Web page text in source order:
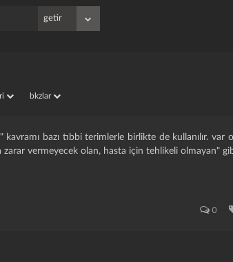
bkzlar
bazı tıbbi terimlerle birlikte de kullanılır. var
zarar vermeyecek olan, hasta için tehlikeli olmayan"
0